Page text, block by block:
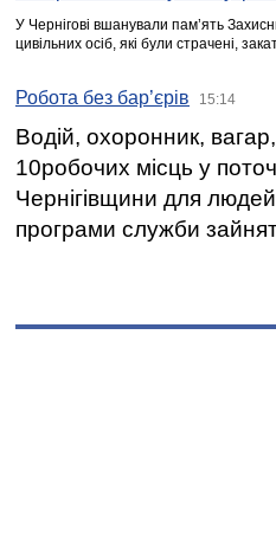
У Чернігові вшанували пам’ять
цивільних осіб, які були страчені,
Робота без бар’єрів 15:14
Водій, охоронник,
10робочих місць у
Чернігівщини для
програми служби